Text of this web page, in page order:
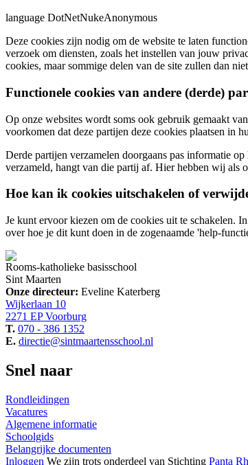
language DotNetNukeAnonymous
Deze cookies zijn nodig om de website te laten
verzoek om diensten, zoals het instellen van jouw
cookies, maar sommige delen van de site zullen dan
Functionele cookies van andere (derde)
Op onze websites wordt soms ook gebruik gemaakt
voorkomen dat deze partijen deze cookies plaatsen in
Derde partijen verzamelen doorgaans pas informatie
verzameld, hangt van die partij af. Hier hebben wij als
Hoe kan ik cookies uitschakelen of
Je kunt ervoor kiezen om de cookies uit te schakelen.
over hoe je dit kunt doen in de zogenaamde 'help-
Rooms-katholieke basisschool
Sint Maarten
Onze directeur: Eveline Katerberg
Wijkerlaan 10
2271 EP Voorburg
T. 070 - 386 1352
E. directie@sintmaartensschool.nl
Snel naar
Rondleidingen
Vacatures
Algemene informatie
Schoolgids
Belangrijke documenten
Inloggen We zijn trots onderdeel van Stichting Panta